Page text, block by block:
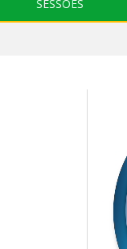
SESSÕES